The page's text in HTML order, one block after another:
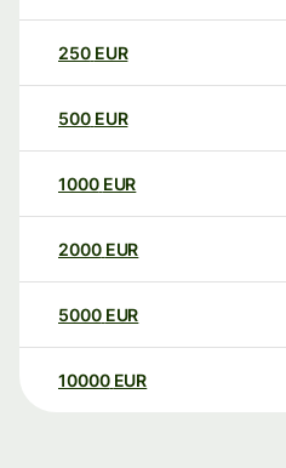
250 EUR
500 EUR
1000 EUR
2000 EUR
5000 EUR
10000 EUR